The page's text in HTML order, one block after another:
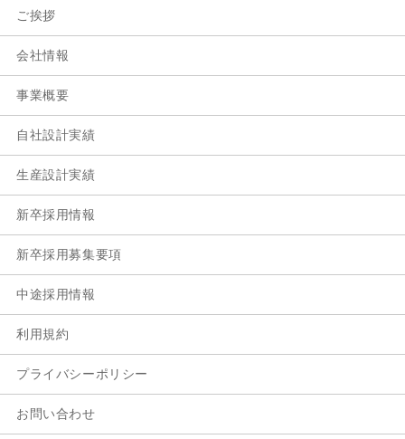
ご挨拶
会社情報
事業概要
自社設計実績
生産設計実績
新卒採用情報
新卒採用募集要項
中途採用情報
利用規約
プライバシーポリシー
お問い合わせ